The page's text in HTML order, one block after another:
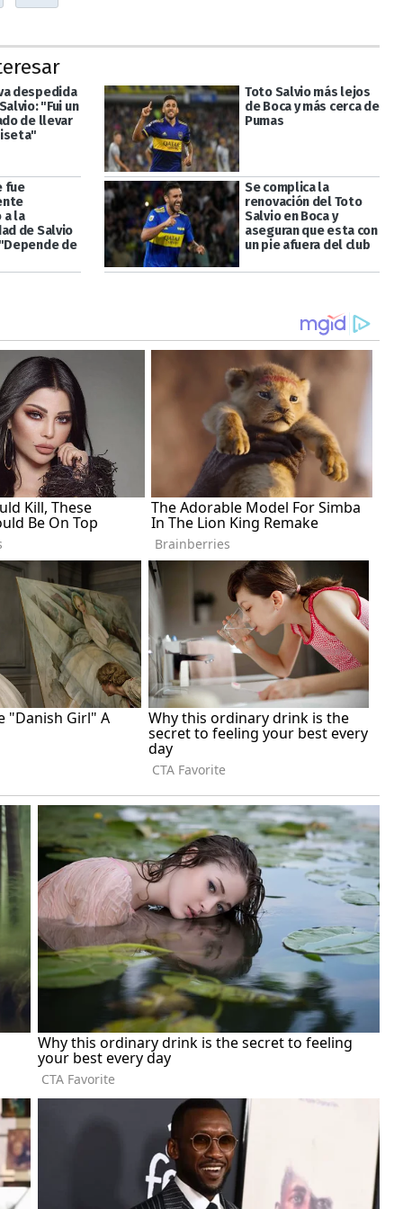
despedida
"Fui un
de llevar
Toto Salvio más lejos
de Boca y más cerca de
Pumas
fue
la
de Salvio
de
Se complica la
renovación del Toto
Salvio en Boca y
aseguran que esta con
un pie afuera del club